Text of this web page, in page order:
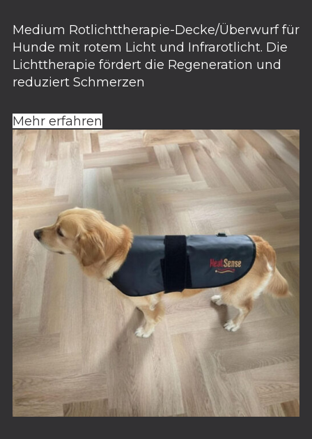
Medium Rotlichttherapie-Decke/Überwurf für
Hunde mit rotem Licht und Infrarotlicht. Die
Lichttherapie fördert die Regeneration und
reduziert Schmerzen
Mehr erfahren